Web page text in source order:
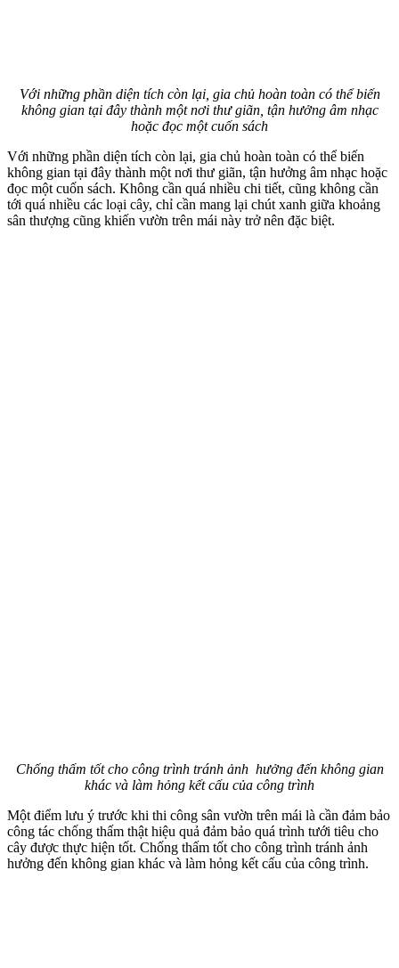
Với những phần diện tích còn lại, gia chủ hoàn toàn có thể biến
không gian tại đây thành một nơi thư giãn, tận hưởng âm nhạc
hoặc đọc một cuốn sách
Với những phần diện tích còn lại, gia chủ hoàn toàn có thể biến
không gian tại đây thành một nơi thư giãn, tận hưởng âm nhạc hoặc
đọc một cuốn sách. Không cần quá nhiều chi tiết, cũng không cần
tới quá nhiều các loại cây, chỉ cần mang lại chút xanh giữa khoảng
sân thượng cũng khiến vườn trên mái này trở nên đặc biệt.
Chống thấm tốt cho công trình tránh ảnh hưởng đến không gian
khác và làm hỏng kết cấu của công trình
Một điểm lưu ý trước khi thi công sân vườn trên mái là cần đảm bảo
công tác chống thấm thật hiệu quả đảm bảo quá trình tưới tiêu cho
cây được thực hiện tốt. Chống thấm tốt cho công trình tránh ảnh
hưởng đến không gian khác và làm hỏng kết cấu của công trình.